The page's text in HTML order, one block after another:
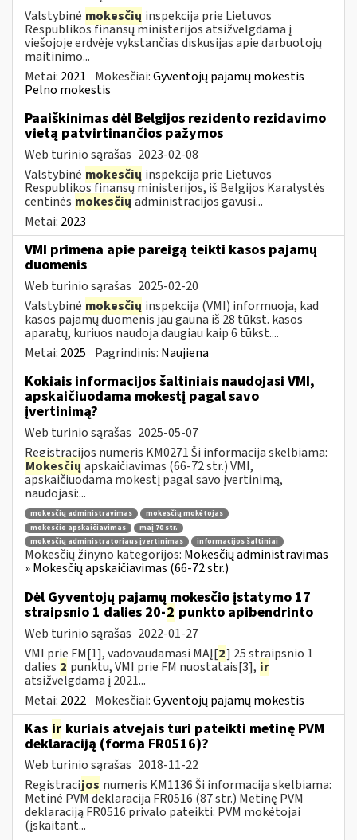
Valstybinė mokesčių inspekcija prie Lietuvos
Respublikos finansų ministerijos atsižvelgdama į
viešojoje erdvėje vykstančias diskusijas apie darbuotojų
maitinimo...
Metai: 2021 Mokesčiai:Gyventojų pajamų mokestis
Pelno mokestis
Paaiškinimas dėl Belgijos rezidento rezidavimo
vietą patvirtinančios pažymos
Web turinio sąrašas 2023-02-08
Valstybinė mokesčių inspekcija prie Lietuvos
Respublikos finansų ministerijos, iš Belgijos Karalystės
centinės mokesčių administracijos gavusi...
Metai: 2023
VMI primena apie pareigą teikti kasos pajamų
duomenis
Web turinio sąrašas 2025-02-20
Valstybinė mokesčių inspekcija (VMI) informuoja, kad
kasos pajamų duomenis jau gauna iš 28 tūkst. kasos
aparatų, kuriuos naudoja daugiau kaip 6 tūkst....
Metai: 2025 Pagrindinis: Naujiena
Kokiais informacijos šaltiniais naudojasi VMI,
apskaičiuodama mokestį pagal savo
įvertinimą?
Web turinio sąrašas 2025-05-07
Registracijos numeris KM0271 Ši informacija skelbiama:
Mokesčių apskaičiavimas (66-72 str.) VMI,
apskaičiuodama mokestį pagal savo įvertinimą,
naudojasi:...
mokesčių administravimas
mokesčių mokėtojas
mokesčio apskaičiavimas
maį 70 str.
mokesčių administratoriaus įvertinimas
informacijos šaltiniai
Mokesčių žinyno kategorijos: Mokesčių administravimas
» Mokesčių apskaičiavimas (66-72 str.)
Dėl Gyventojų pajamų mokesčio įstatymo 17
straipsnio 1 dalies 20-2 punkto apibendrinto
Web turinio sąrašas 2022-01-27
VMI prie FM[1], vadovaudamasi MAĮ[2] 25 straipsnio 1
dalies 2 punktu, VMI prie FM nuostatais[3], ir
atsižvelgdama į 2021...
Metai: 2022 Mokesčiai:Gyventojų pajamų mokestis
Kas ir kuriais atvejais turi pateikti metinę PVM
deklaraciją (forma FR0516)?
Web turinio sąrašas 2018-11-22
Registracijos numeris KM1136 Ši informacija skelbiama:
Metinė PVM deklaracija FR0516 (87 str.) Metinę PVM
deklaraciją FR0516 privalo pateikti: PVM mokėtojai
(įskaitant...